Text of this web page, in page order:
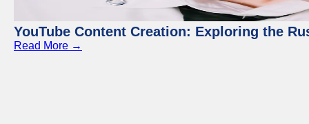
YouTube Content Creation: Exploring the
Read More →